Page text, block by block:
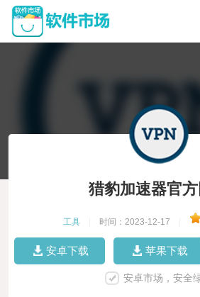
猎豹加速器官
工具 时间：2023-12-17
安卓下载 苹果下载
安卓市场，安全